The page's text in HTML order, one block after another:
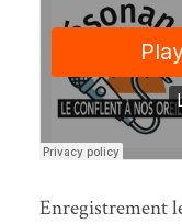
Enregistrement